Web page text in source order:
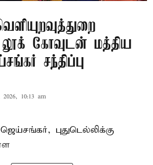
கோவுடன் மத்திய
சந்திப்பு
10:13 am
ஜெய்சங்கர், புதுடெல்லிக்கு